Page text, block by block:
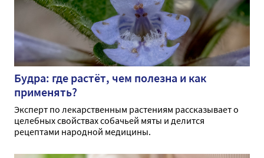
Будра: где растёт, чем полезна и как
применять?
Эксперт по лекарственным растениям рассказывает о
целебных свойствах собачьей мяты и делится
рецептами народной медицины.